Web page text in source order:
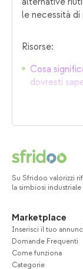
le necessità di
Risorse:
Cosa
dovresti
Su Sfridoo valorizzi
la simbiosi industriale
Marketplace
Inserisci il tuo
Domande Frequenti
Come funziona
Categorie